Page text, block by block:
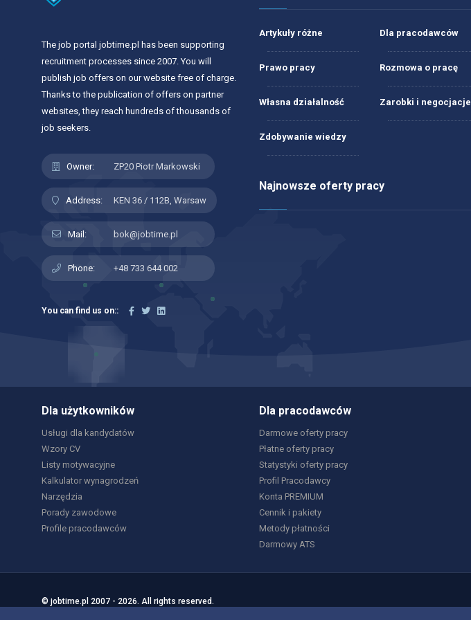
The job portal jobtime.pl has been supporting
recruitment processes since 2007. You will
publish job offers on our website free of charge.
Thanks to the publication of offers on partner
websites, they reach hundreds of thousands of
job seekers.
Owner: ZP20 Piotr Markowski
Address: KEN 36 / 112B, Warsaw
Mail: bok@jobtime.pl
Phone: +48 733 644 002
You can find us on::
Artykuły różne Dla pracodawców
Prawo pracy Rozmowa o pracę
Własna działalność Zarobki i negocjacje
Zdobywanie wiedzy
Najnowsze oferty pracy
Dla użytkowników
Usługi dla kandydatów
Wzory CV
Listy motywacyjne
Kalkulator wynagrodzeń
Narzędzia
Porady zawodowe
Profile pracodawców
Dla pracodawców
Darmowe oferty pracy
Płatne oferty pracy
Statystyki oferty pracy
Profil Pracodawcy
Konta PREMIUM
Cennik i pakiety
Metody płatności
Darmowy ATS
© jobtime.pl 2007 - 2026. All rights reserved.